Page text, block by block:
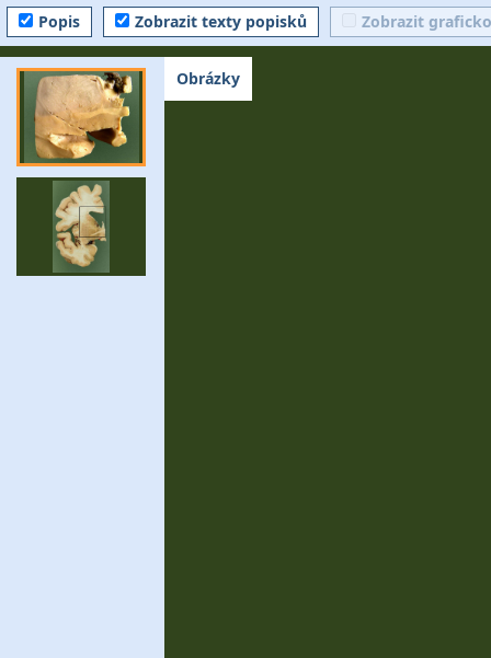
Popis Zobrazit texty popisků Zobrazit
Obrázky